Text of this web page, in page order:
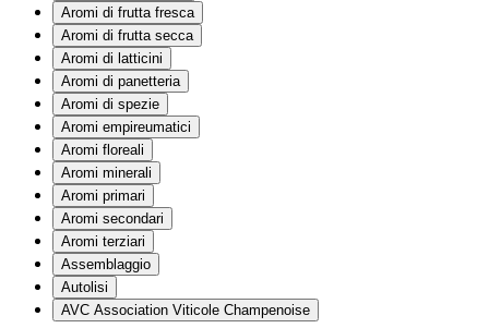
Aromi di frutta fresca
Aromi di frutta secca
Aromi di latticini
Aromi di panetteria
Aromi di spezie
Aromi empireumatici
Aromi floreali
Aromi minerali
Aromi primari
Aromi secondari
Aromi terziari
Assemblaggio
Autolisi
AVC Association Viticole Champenoise